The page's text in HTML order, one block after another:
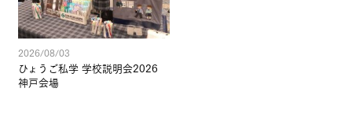
2026/08/03
ひょうご私学 学校説明会2026
神戸会場